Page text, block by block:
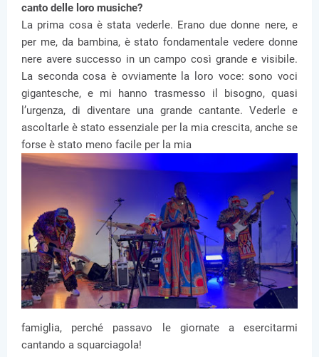
canto delle loro musiche?
La prima cosa è stata vederle. Erano due donne nere, e
per me, da bambina, è stato fondamentale vedere donne
nere avere successo in un campo così grande e visibile.
La seconda cosa è ovviamente la loro voce: sono voci
gigantesche, e mi hanno trasmesso il bisogno, quasi
l’urgenza, di diventare una grande cantante. Vederle e
ascoltarle è stato essenziale per la mia crescita, anche se
forse è stato meno facile per la mia
famiglia, perché passavo le giornate a esercitarmi
cantando a squarciagola!